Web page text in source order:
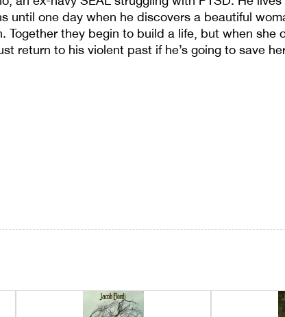
until one day when he discovers a beautiful
Together they begin to build a life, but when she
return to his violent past if he’s going to save